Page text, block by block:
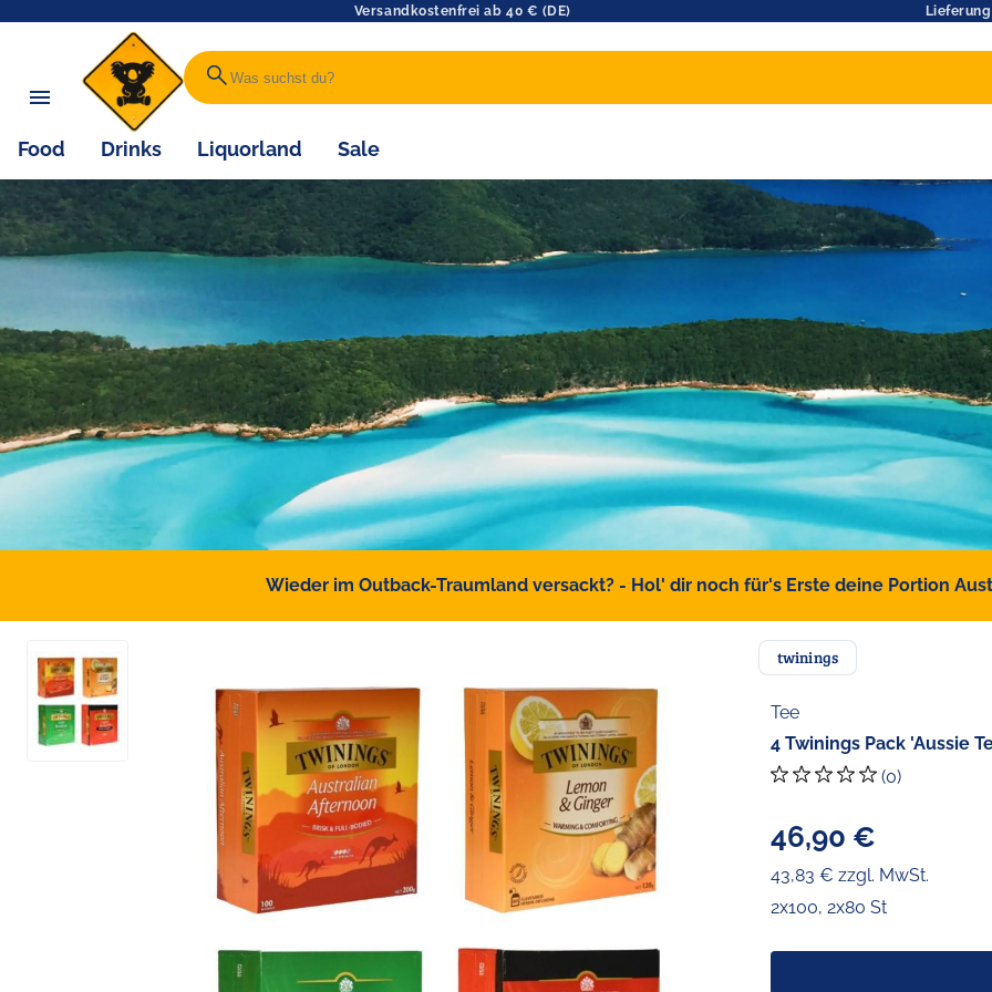
Versandkostenfrei ab 40 € (DE)
search
Food Drinks Liquorland Sale
Wieder im Outback-Traumland versackt? - Hol' dir noch für's Erste deine Portion
twinings
Tee
4 Twinings Pack 'Aussie
(0)
46,90 €
43,83 € zzgl. MwSt.
2x100, 2x80 St